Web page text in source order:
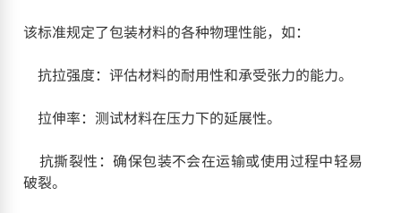
该标准规定了包装材料的各种物理性能，如：
抗拉强度：评估材料的耐用性和承受张力的能力。
拉伸率：测试材料在压力下的延展性。
抗撕裂性：确保包装不会在运输或使用过程中轻易
破裂。